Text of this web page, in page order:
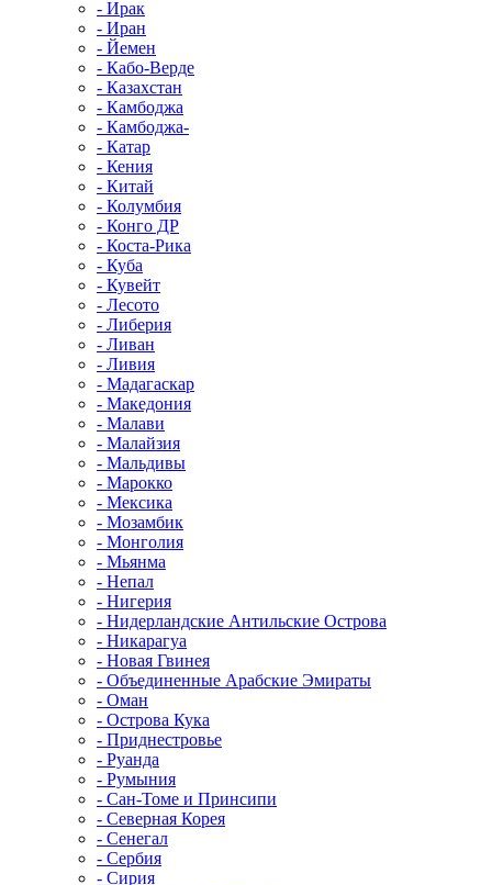
- Ирак
- Иран
- Йемен
- Кабо-Верде
- Казахстан
- Камбоджа
- Камбоджа-
- Катар
- Кения
- Китай
- Колумбия
- Конго ДР
- Коста-Рика
- Куба
- Кувейт
- Лесото
- Либерия
- Ливан
- Ливия
- Мадагаскар
- Македония
- Малави
- Малайзия
- Мальдивы
- Марокко
- Мексика
- Мозамбик
- Монголия
- Мьянма
- Непал
- Нигерия
- Нидерландские Антильские Острова
- Никарагуа
- Новая Гвинея
- Объединенные Арабские Эмираты
- Оман
- Острова Кука
- Приднестровье
- Руанда
- Румыния
- Сан-Томе и Принсипи
- Северная Корея
- Сенегал
- Сербия
- Сирия